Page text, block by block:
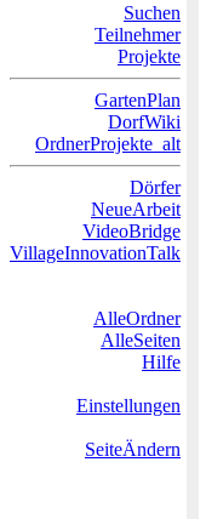
Suchen
Teilnehmer
Projekte
GartenPlan
DorfWiki
OrdnerProjekte_alt
Dörfer
NeueArbeit
VideoBridge
VillageInnovationTalk
AlleOrdner
AlleSeiten
Hilfe
Einstellungen
SeiteÄndern